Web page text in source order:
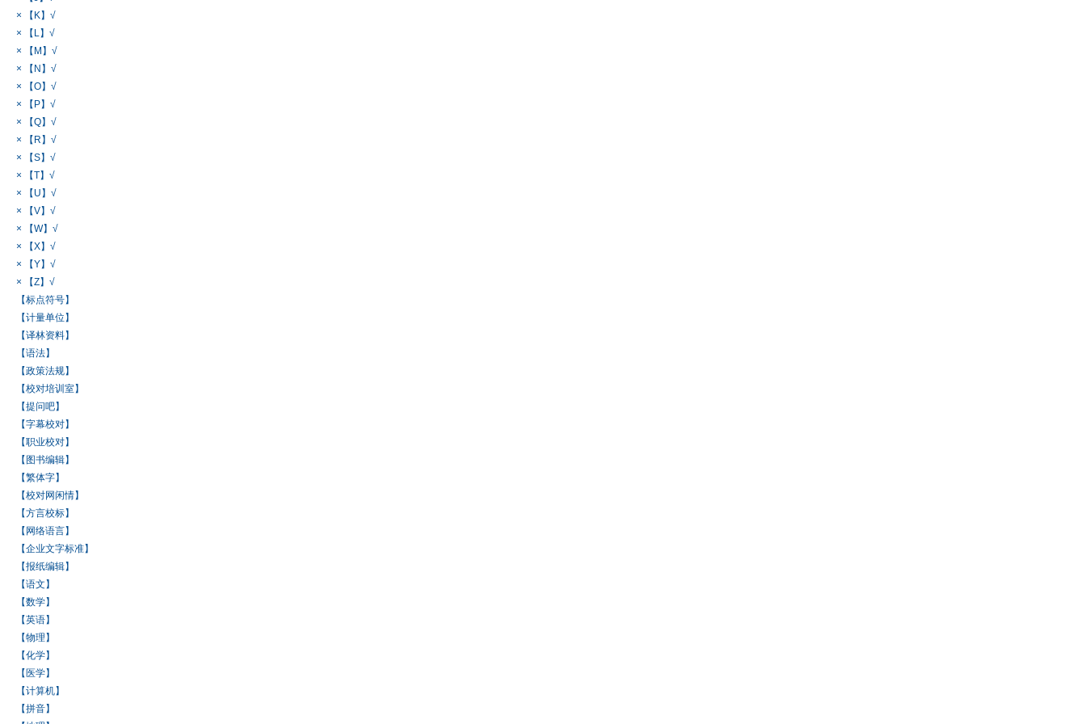
× 【K】√
× 【L】√
× 【M】√
× 【N】√
× 【O】√
× 【P】√
× 【Q】√
× 【R】√
× 【S】√
× 【T】√
× 【U】√
× 【V】√
× 【W】√
× 【X】√
× 【Y】√
× 【Z】√
【标点符号】
【计量单位】
【译林资料】
【语法】
【政策法规】
【校对培训室】
【提问吧】
【字幕校对】
【职业校对】
【图书编辑】
【繁体字】
【校对网闲情】
【方言校标】
【网络语言】
【企业文字标准】
【报纸编辑】
【语文】
【数学】
【英语】
【物理】
【化学】
【医学】
【计算机】
【拼音】